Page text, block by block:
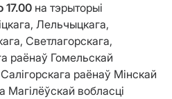
17.00 на тэрыторыі
Лельчыцкага,
Светлагорскага,
раёнаў Гомельскай
раёнаў Мінскай
Магілёўскай вобласці